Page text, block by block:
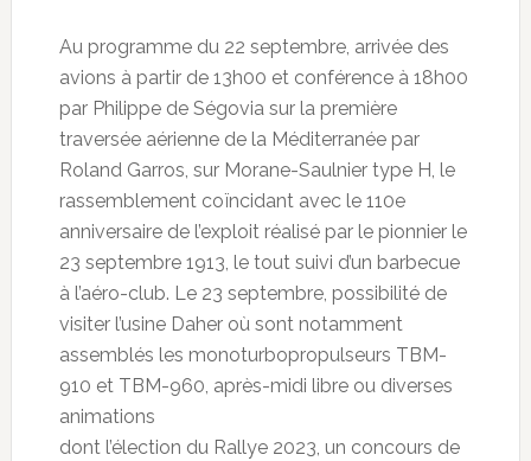
Au programme du 22 septembre, arrivée des
avions à partir de 13h00 et conférence à 18h00
par Philippe de Ségovia sur la première
traversée aérienne de la Méditerranée par
Roland Garros, sur Morane-Saulnier type H, le
rassemblement coïncidant avec le 110e
anniversaire de l’exploit réalisé par le pionnier le
23 septembre 1913, le tout suivi d’un barbecue
à l’aéro-club. Le 23 septembre, possibilité de
visiter l’usine Daher où sont notamment
assemblés les monoturbopropulseurs TBM-
910 et TBM-960, après-midi libre ou diverses
animations
dont l’élection du Rallye 2023, un concours de